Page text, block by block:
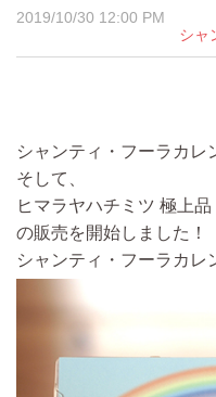
2019/10/30 12:00 PM
シャ
シャンティ・フーラカレ
そして、
ヒマラヤハチミツ 極上品
の販売を開始しました！
シャンティ・フーラカレ